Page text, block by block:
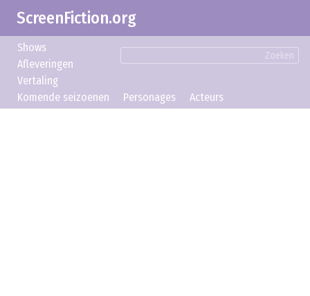
ScreenFiction.org
Zoeken
Shows
Afleveringen
Vertaling
Komende seizoenen
Personages Acteurs